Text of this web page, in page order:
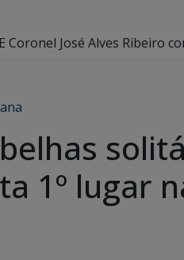
José Alves Ribeiro
1º lugar